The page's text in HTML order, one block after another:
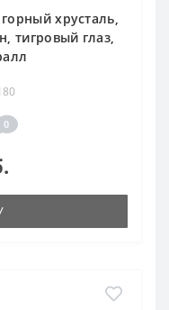
хрусталь,
тигровый глаз,
0